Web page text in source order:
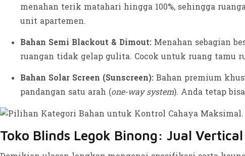
menahan terik matahari hingga 100%, sehingga
unit apartemen.
Bahan Semi Blackout & Dimout: Menahan sebagian
ruangan tidak gelap gulita. Cocok untuk ruang tamu
Bahan Solar Screen (Sunscreen): Bahan premium
pandangan satu arah (one-way system). Anda tetap
Toko Blinds Legok Binong: Jual